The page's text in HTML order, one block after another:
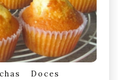
Doces